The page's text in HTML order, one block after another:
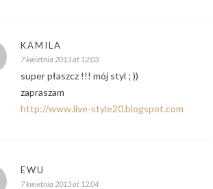
KAMILA
7 kwietnia 2013 at 12:03
super płaszcz !!! mój styl ; ))
zapraszam
http://www.live-style20.blogspot.com
EWU
7 kwietnia 2013 at 12:04